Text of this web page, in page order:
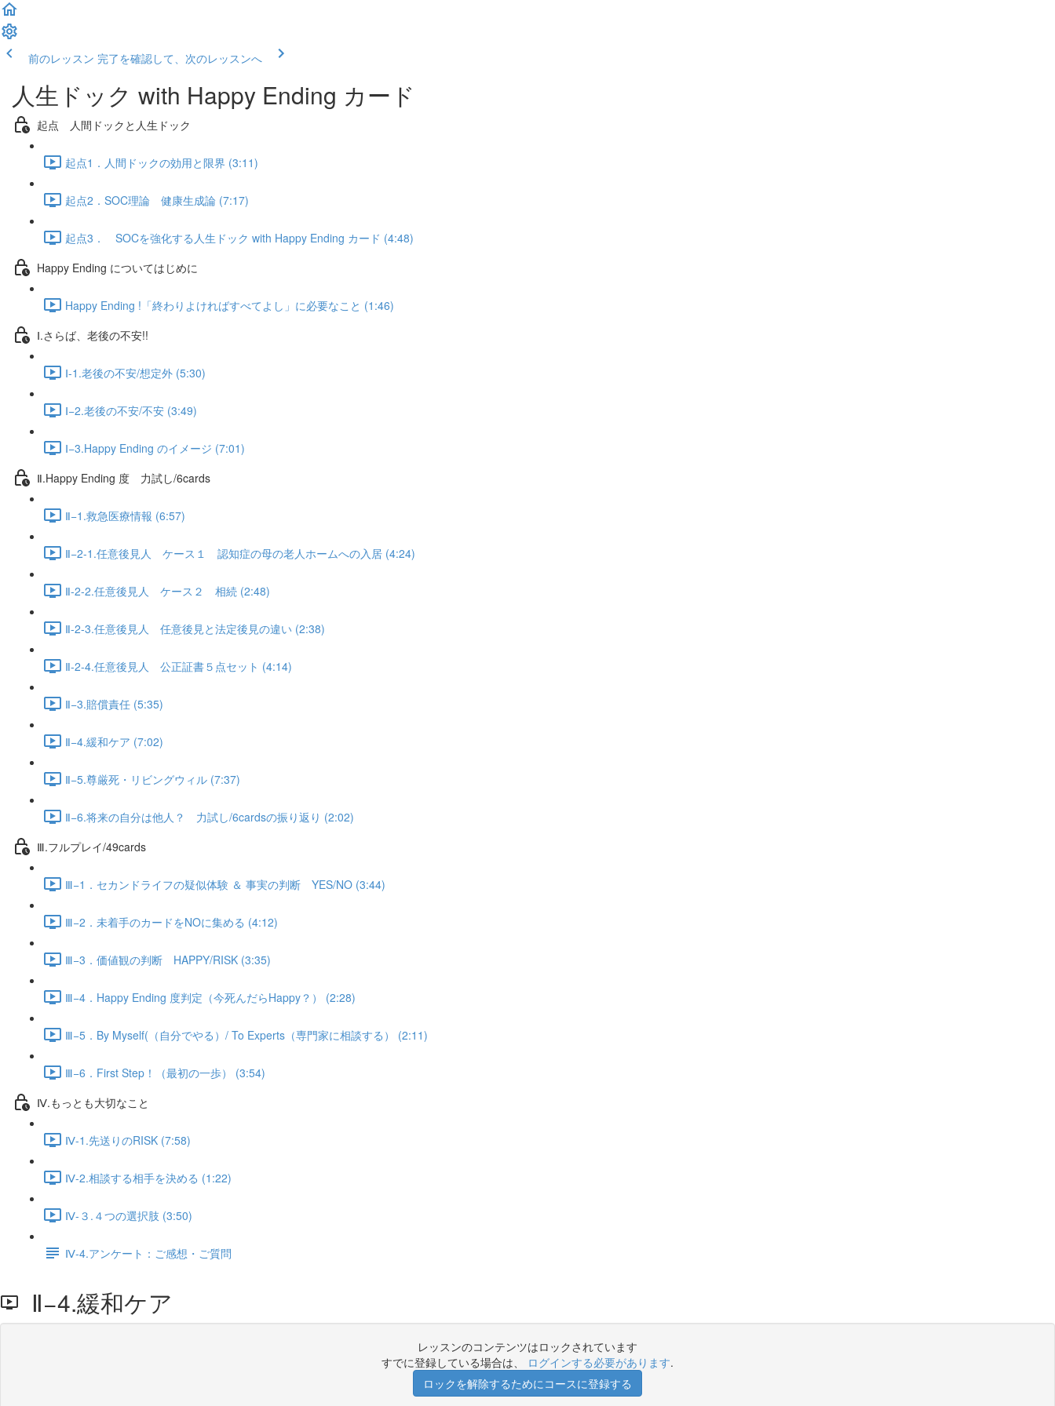
前のレッスン 完了を確認して、次のレッスンへ
人生ドック with Happy Ending カード
起点 人間ドックと人生ドック
起点1．人間ドックの効用と限界 (3:11)
起点2．SOC理論 健康生成論 (7:17)
起点3． SOCを強化する人生ドック with Happy Ending カード (4:48)
Happy Ending についてはじめに
Happy Ending !「終わりよければすべてよし」に必要なこと (1:46)
Ⅰ.さらば、老後の不安!!
Ⅰ-1.老後の不安/想定外 (5:30)
Ⅰ−2.老後の不安/不安 (3:49)
Ⅰ−3.Happy Ending のイメージ (7:01)
Ⅱ.Happy Ending 度 力試し/6cards
Ⅱ−1.救急医療情報 (6:57)
Ⅱ−2-1.任意後見人 ケース１ 認知症の母の老人ホームへの入居 (4:24)
Ⅱ-2-2.任意後見人 ケース２ 相続 (2:48)
Ⅱ-2-3.任意後見人 任意後見と法定後見の違い (2:38)
Ⅱ-2-4.任意後見人 公正証書５点セット (4:14)
Ⅱ−3.賠償責任 (5:35)
Ⅱ−4.緩和ケア (7:02)
Ⅱ−5.尊厳死・リビングウィル (7:37)
Ⅱ−6.将来の自分は他人？ 力試し/6cardsの振り返り (2:02)
Ⅲ.フルプレイ/49cards
Ⅲ−1．セカンドライフの疑似体験 ＆ 事実の判断 YES/NO (3:44)
Ⅲ−2．未着手のカードをNOに集める (4:12)
Ⅲ−3．価値観の判断 HAPPY/RISK (3:35)
Ⅲ−4．Happy Ending 度判定（今死んだらHappy？） (2:28)
Ⅲ−5．By Myself(（自分でやる）/ To Experts（専門家に相談する） (2:11)
Ⅲ−6．First Step！（最初の一歩） (3:54)
Ⅳ.もっとも大切なこと
Ⅳ-1.先送りのRISK (7:58)
Ⅳ-2.相談する相手を決める (1:22)
Ⅳ-３.４つの選択肢 (3:50)
Ⅳ-4.アンケート：ご感想・ご質問
Ⅱ−4.緩和ケア
レッスンのコンテンツはロックされています
すでに登録している場合は、 ログインする必要があります.
ロックを解除するためにコースに登録する